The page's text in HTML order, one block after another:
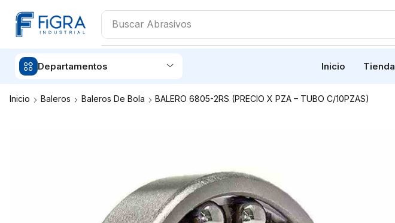
Buscar Pintura
Departamentos Inicio Tienda
Inicio Baleros Baleros De Bola BALERO 6805-2RS (PRECIO X PZA – TUBO C/10PZAS)